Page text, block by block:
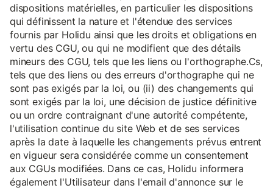
dispositions matérielles, en particulier les dispositions
qui définissent la nature et l'étendue des services
fournis par Holidu ainsi que les droits et obligations en
vertu des CGU, ou qui ne modifient que des détails
mineurs des CGU, tels que les liens ou l'orthographe.Cs,
tels que des liens ou des erreurs d'orthographe qui ne
sont pas exigés par la loi, ou (ii) des changements qui
sont exigés par la loi, une décision de justice définitive
ou un ordre contraignant d'une autorité compétente,
l'utilisation continue du site Web et de ses services
après la date à laquelle les changements prévus entrent
en vigueur sera considérée comme un consentement
aux CGUs modifiées. Dans ce cas, Holidu informera
également l'Utilisateur dans l'email d'annonce sur le